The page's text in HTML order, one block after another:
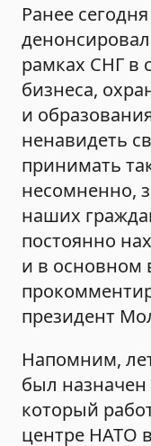
Ранее
рамках СНГ в
бизнеса,
и
ненавидеть
принимать
несомненно,
наших
постоянно
и в основном
президент
Напомним,
был назначен
который
центре НАТО